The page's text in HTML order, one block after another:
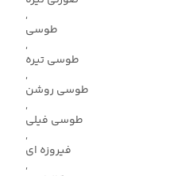
,
طوسی
,
طوسی تیره
,
طوسی روشن
,
طوسی فیلی
,
فیروزه ای
,